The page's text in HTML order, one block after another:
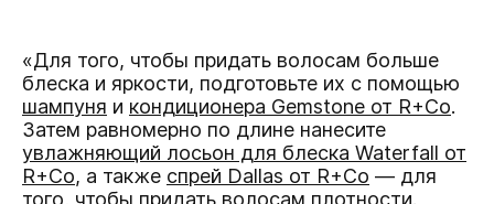
«Для того, чтобы придать волосам больше
блеска и яркости, подготовьте их с помощью
шампуня и кондиционера Gemstone от R+Co.
Затем равномерно по длине нанесите
увлажняющий лосьон для блеска Waterfall от
R+Co, а также спрей Dallas от R+Co — для
того, чтобы придать волосам плотности.